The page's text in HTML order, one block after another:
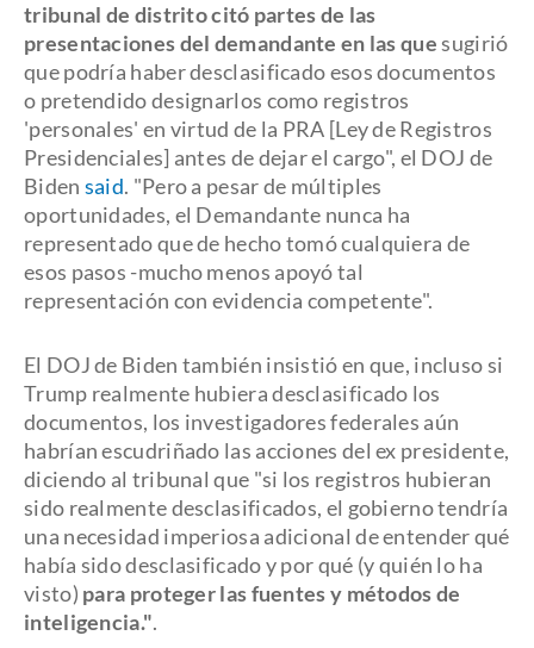
tribunal de distrito citó partes de las
presentaciones del demandante en las quesugirió
que podría haber desclasificado esos documentos
o pretendido designarlos como registros
'personales' en virtud de la PRA [Ley de Registros
Presidenciales] antes de dejar el cargo", el DOJ de
Biden said. "Pero a pesar de múltiples
oportunidades, el Demandante nunca ha
representado que de hecho tomó cualquiera de
esos pasos -mucho menos apoyó tal
representación con evidencia competente".
El DOJ de Biden también insistió en que, incluso si
Trump realmente hubiera desclasificado los
documentos, los investigadores federales aún
habrían escudriñado las acciones del ex presidente,
diciendo al tribunal que "si los registros hubieran
sido realmente desclasificados, el gobierno tendría
una necesidad imperiosa adicional de entender qué
había sido desclasificado y por qué (y quién lo ha
visto) para proteger las fuentes y métodos de
inteligencia.".